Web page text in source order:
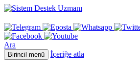
Ara
Birincil menü İçeriğe atla